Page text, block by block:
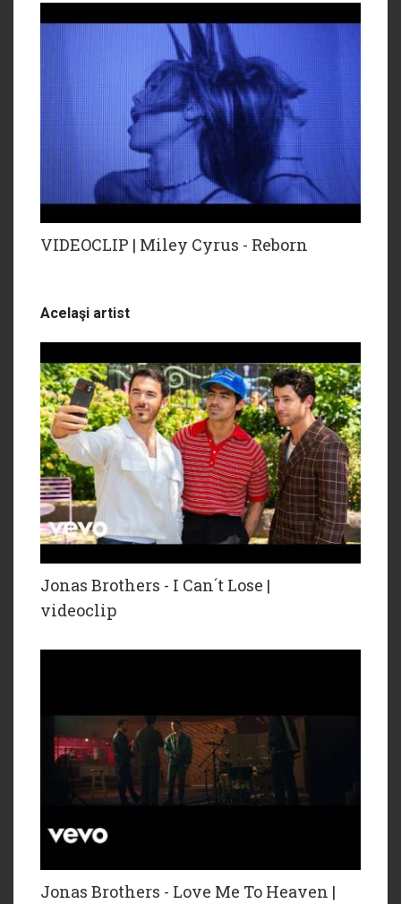
VIDEOCLIP | Miley Cyrus - Reborn
Acelaşi artist
Jonas Brothers - I Can´t Lose |
videoclip
Jonas Brothers - Love Me To Heaven |